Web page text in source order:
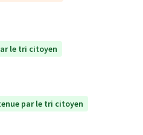
le tri citoyen
par le tri citoyen